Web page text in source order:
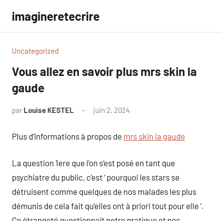
contenu
imagineretecrire
Uncategorized
Vous allez en savoir plus mrs skin la
gaude
par Louise KESTEL juin 2, 2024
Plus d’informations à propos de mrs skin la gaude
La question 1ere que l’on s’est posé en tant que
psychiatre du public, c’est ‘ pourquoi les stars se
détruisent comme quelques de nos malades les plus
démunis de cela fait qu’elles ont à priori tout pour elle ‘.